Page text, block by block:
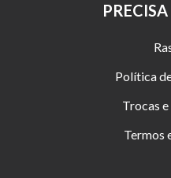
Política
Trocas
Termos